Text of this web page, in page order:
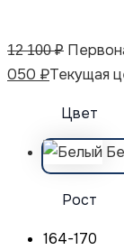
12 100₽
050 ₽Текущая
Цвет
Рост
164-170